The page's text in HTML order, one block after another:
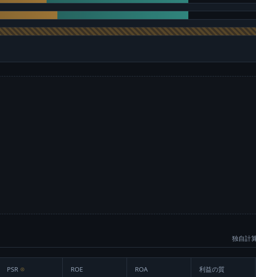
独自計
PSR ⊙ ROE ROA 利益の質